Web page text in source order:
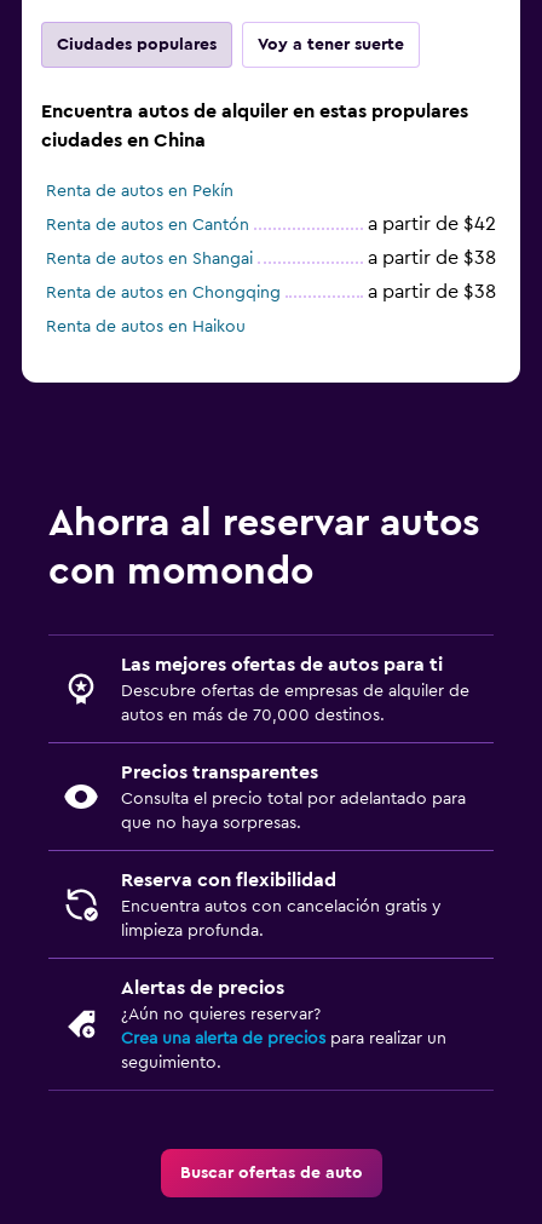
Ciudades populares Voy a tener suerte
Encuentra autos de alquiler en estas propulares
ciudades en China
Renta de autos en Pekín
Renta de autos en Cantón
a partir de $42
Renta de autos en Shangai a partir de $38
Renta de autos en Chongqing a partir de $38
Renta de autos en Haikou
Ahorra al reservar autos
con momondo
Las mejores ofertas de autos para ti
Descubre ofertas de empresas de alquiler de
autos en más de 70,000 destinos.
Precios transparentes
Consulta el precio total por adelantado para
que no haya sorpresas.
Reserva con flexibilidad
Encuentra autos con cancelación gratis y
limpieza profunda.
Alertas de precios
¿Aún no quieres reservar?
Crea una alerta de precios para realizar un
seguimiento.
Buscar ofertas de auto